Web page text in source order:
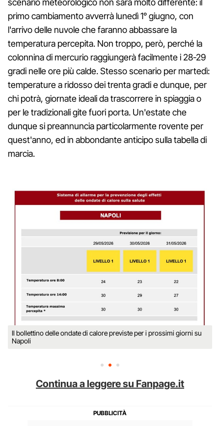
scenario meteorologico non sarà molto differente: il
primo cambiamento avverrà lunedì 1° giugno, con
l'arrivo delle nuvole che faranno abbassare la
temperatura percepita. Non troppo, però, perché la
colonnina di mercurio raggiungerà facilmente i 28-29
gradi nelle ore più calde. Stesso scenario per martedì:
temperature a ridosso dei trenta gradi e dunque, per
chi potrà, giornate ideali da trascorrere in spiaggia o
per le tradizionali gite fuori porta. Un'estate che
dunque si preannuncia particolarmente rovente per
quest'anno, ed in abbondante anticipo sulla tabella di
marcia.
Il bollettino delle ondate di calore previste per i prossimi giorni su
Napoli
Continua a leggere su Fanpage.it